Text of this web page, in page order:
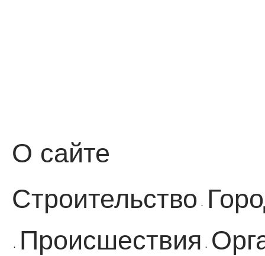
О сайте
Строительство ·
· Происшествия ·